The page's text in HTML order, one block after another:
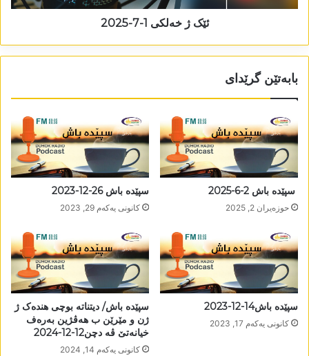
ئێک ژ خەلکی 1-7-2025
بابەتێن گرێدای
سپێدە باش 2-6-2025
حوزه‌یران 2, 2025
سپێدە باش 26-12-2023
كانونی یه‌كه‌م 29, 2023
سپێدە باش14-12-2023
كانونی یه‌كه‌م 17, 2023
سپێدە باش/ دیتناتە بوچی ھندەک ژ
ژن و مێرێن ب ھەڤژین بەرەف
خیانەتێ ڤە دچن12-12-2024
كانونی یه‌كه‌م 14, 2024